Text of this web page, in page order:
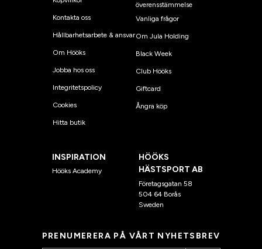
Kontakta oss
Hållbarhetsarbete & ansvar
Om Hööks
Jobba hos oss
Integritetspolicy
Cookies
Hitta butik
överensstämmelse
Vanliga frågor
Om Jula Holding
Black Week
Club Hööks
Giftcard
Ångra köp
INSPIRATION
Hööks Academy
HÖÖKS
HÄSTSPORT AB
Företagsgatan 58
504 64 Borås
Sweden
PRENUMERERA PÅ VÅRT NYHETSBREV